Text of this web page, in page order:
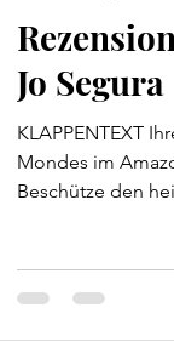
Jo Segura
KLAPPENTEXT
Mondes im
Beschütze den